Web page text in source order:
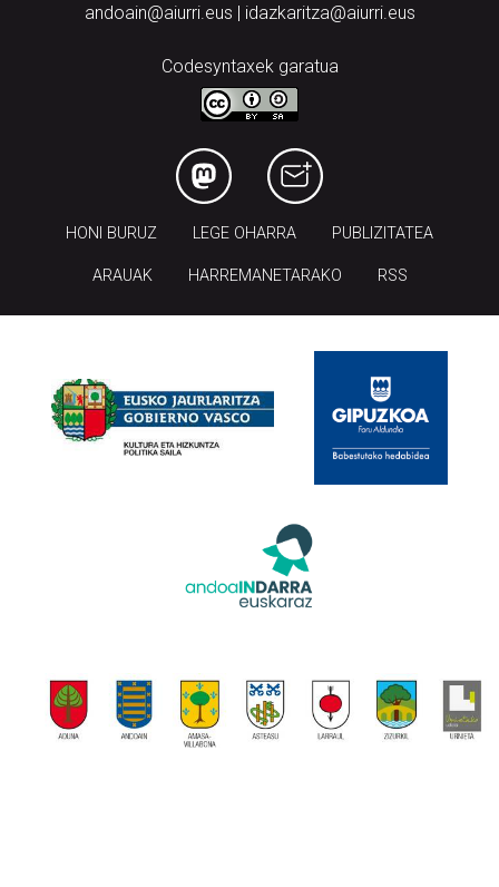
andoain@aiurri.eus | idazkaritza@aiurri.eus
Codesyntaxek garatua
HONI BURUZ LEGE OHARRA PUBLIZITATEA
ARAUAK HARREMANETARAKO RSS